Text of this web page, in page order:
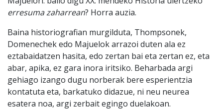
erresuma zaharrean? Horra auzia.
Baina historiografian murgilduta, Thompsonek,
Domenechek edo Majuelok arrazoi duten ala ez
eztabaidatzen hasita, edo zertan bai eta zertan ez, eta
abar, apika, ez gara inora iritsiko. Beharbada argi
gehiago izango dugu norberak bere esperientzia
kontatuta eta, barkatuko didazue, ni neu neurea
esatera noa, argi zerbait egingo duelakoan.